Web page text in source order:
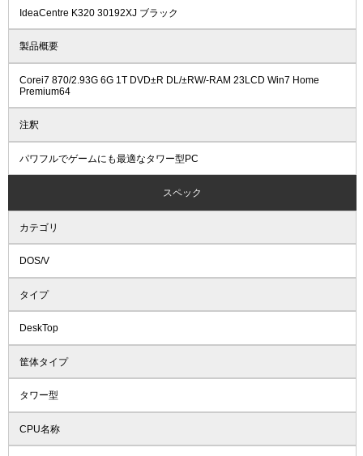
IdeaCentre K320 30192XJ ブラック
製品概要
Corei7 870/2.93G 6G 1T DVD±R DL/±RW/-RAM 23LCD Win7 Home
Premium64
注釈
パワフルでゲームにも最適なタワー型PC
スペック
カテゴリ
DOS/V
タイプ
DeskTop
筐体タイプ
タワー型
CPU名称